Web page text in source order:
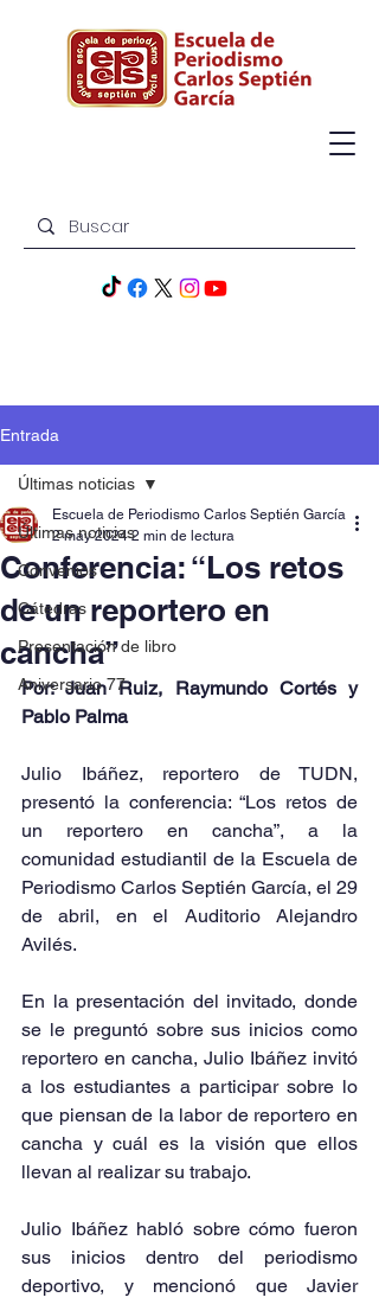
Entrada
Últimas noticias
Convenios
Cátedras
Presentación de libro
Aniversario 77
Últimas noticias
Conferencia: “Los retos
de un reportero en
cancha”
Escuela de Periodismo Carlos Septién García
2 may 2024 2 min de lectura
Por: Juan Ruiz, Raymundo Cortés y
Pablo Palma
Julio Ibáñez, reportero de TUDN,
presentó la conferencia: “Los retos de
un reportero en cancha”, a la
comunidad estudiantil de la Escuela de
Periodismo Carlos Septién García, el 29
de abril, en el Auditorio Alejandro
Avilés.
En la presentación del invitado, donde
se le preguntó sobre sus inicios como
reportero en cancha, Julio Ibáñez invitó
a los estudiantes a participar sobre lo
que piensan de la labor de reportero en
cancha y cuál es la visión que ellos
llevan al realizar su trabajo.
Julio Ibáñez habló sobre cómo fueron
sus inicios dentro del periodismo
deportivo, y mencionó que Javier